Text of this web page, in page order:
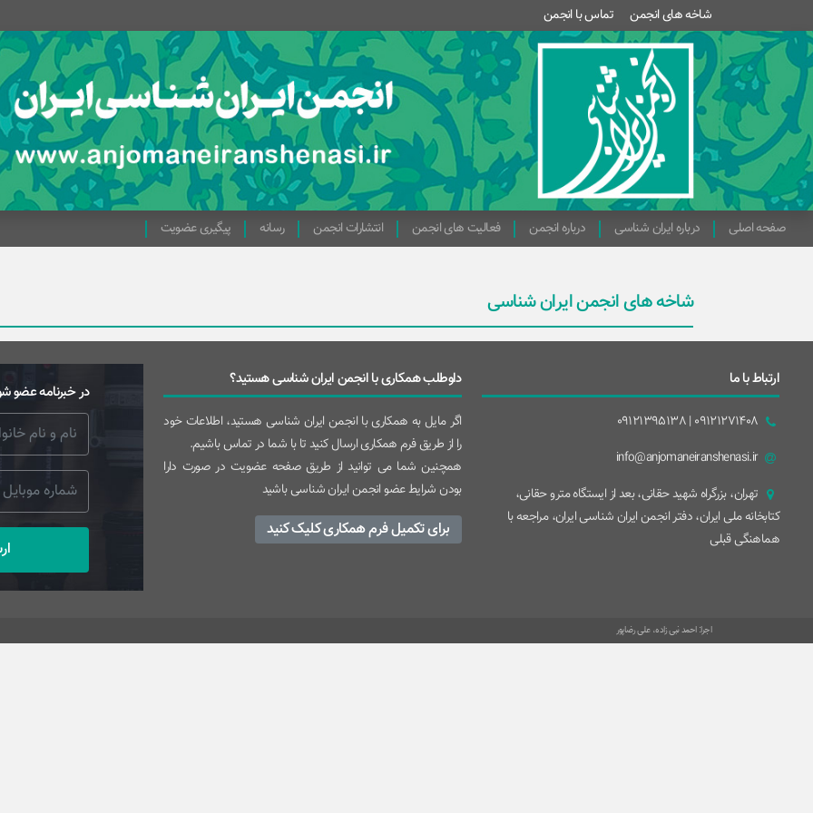
شاخه های انجمن تماس با انجمن
صفحه اصلی درباره ایران شناسی درباره انجمن فعالیت های انجمن انتشارات انجمن رسانه پیگیری عضویت
شاخه های انجمن ایران شناسی
ارتباط با ما
09121271408 | 09121395138
info@anjomaneiranshenasi.ir
تهران، بزرگراه شهيد حقانی، بعد از ايستگاه مترو حقانی،
کتابخانه ملی ایران، دفتر انجمن ایران شناسی ایران، مراجعه با
هماهنگی قبلی
داوطلب همکاری با انجمن ایران شناسی هستید؟
اگر مایل به همکاری با انجمن ایران شناسی هستید، اطلاعات خود
را از طریق فرم همکاری ارسال کنید تا با شما در تماس باشیم.
همچنین شما می توانید از طریق صفحه عضویت در صورت دارا
بودن شرایط عضو انجمن ایران شناسی باشید
برای تکمیل فرم همکاری کلیک کنید
در خبرنامه عضو
اجرا: احمد نبی زاده، علی رضاپور